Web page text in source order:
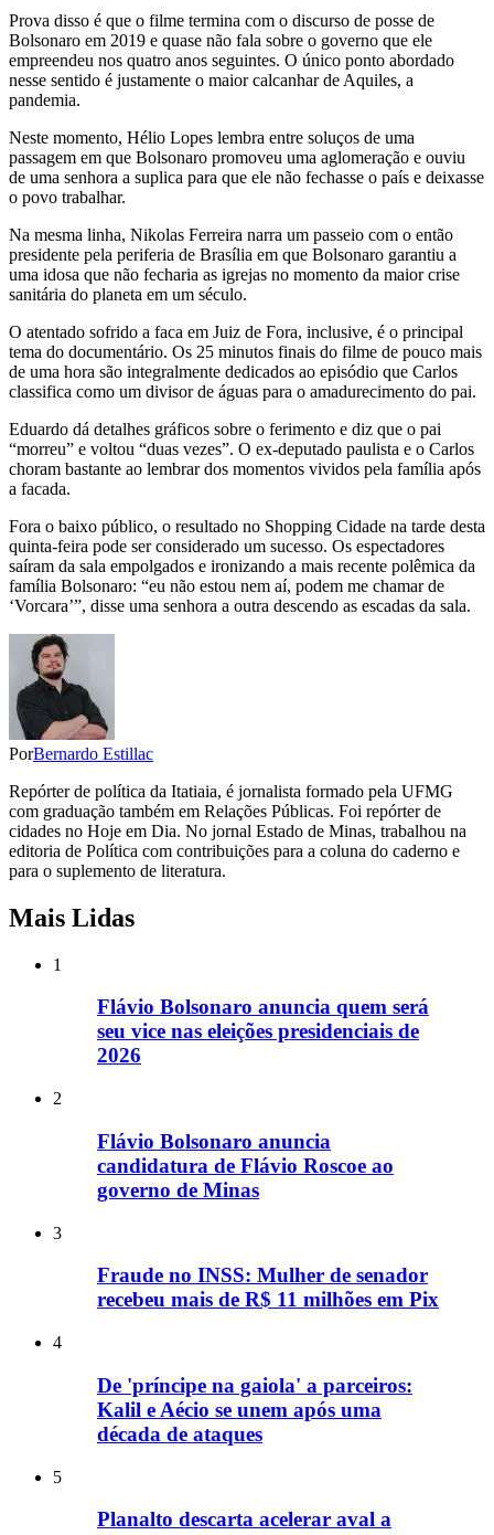
Prova disso é que o filme termina com o discurso de posse de
Bolsonaro em 2019 e quase não fala sobre o governo que ele
empreendeu nos quatro anos seguintes. O único ponto abordado
nesse sentido é justamente o maior calcanhar de Aquiles, a
pandemia.
Neste momento, Hélio Lopes lembra entre soluços de uma
passagem em que Bolsonaro promoveu uma aglomeração e ouviu
de uma senhora a suplica para que ele não fechasse o país e deixasse
o povo trabalhar.
Na mesma linha, Nikolas Ferreira narra um passeio com o então
presidente pela periferia de Brasília em que Bolsonaro garantiu a
uma idosa que não fecharia as igrejas no momento da maior crise
sanitária do planeta em um século.
O atentado sofrido a faca em Juiz de Fora, inclusive, é o principal
tema do documentário. Os 25 minutos finais do filme de pouco mais
de uma hora são integralmente dedicados ao episódio que Carlos
classifica como um divisor de águas para o amadurecimento do pai.
Eduardo dá detalhes gráficos sobre o ferimento e diz que o pai
“morreu” e voltou “duas vezes”. O ex-deputado paulista e o Carlos
choram bastante ao lembrar dos momentos vividos pela família após
a facada.
Fora o baixo público, o resultado no Shopping Cidade na tarde desta
quinta-feira pode ser considerado um sucesso. Os espectadores
saíram da sala empolgados e ironizando a mais recente polêmica da
família Bolsonaro: “eu não estou nem aí, podem me chamar de
‘Vorcara’”, disse uma senhora a outra descendo as escadas da sala.
PorBernardo Estillac
Repórter de política da Itatiaia, é jornalista formado pela UFMG
com graduação também em Relações Públicas. Foi repórter de
cidades no Hoje em Dia. No jornal Estado de Minas, trabalhou na
editoria de Política com contribuições para a coluna do caderno e
para o suplemento de literatura.
Mais Lidas
1
Flávio Bolsonaro anuncia quem será
seu vice nas eleições presidenciais de
2026
2
Flávio Bolsonaro anuncia
candidatura de Flávio Roscoe ao
governo de Minas
3
Fraude no INSS: Mulher de senador
recebeu mais de R$ 11 milhões em Pix
4
De 'príncipe na gaiola' a parceiros:
Kalil e Aécio se unem após uma
década de ataques
5
Planalto descarta acelerar aval a